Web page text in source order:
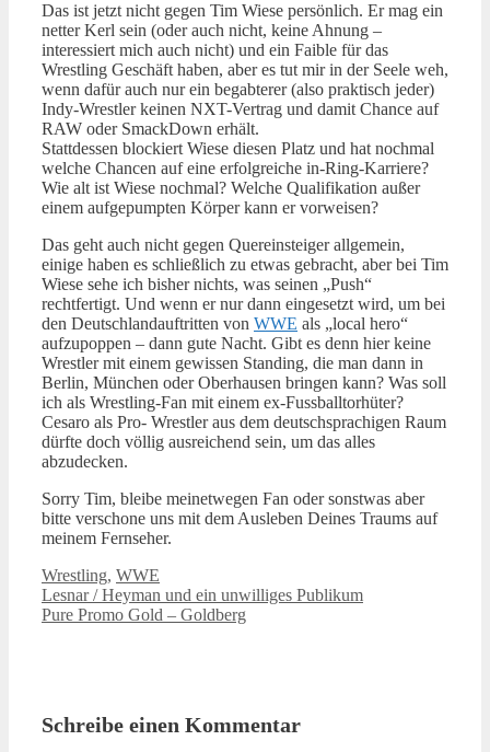
Das ist jetzt nicht gegen Tim Wiese persönlich. Er mag ein
netter Kerl sein (oder auch nicht, keine Ahnung –
interessiert mich auch nicht) und ein Faible für das
Wrestling Geschäft haben, aber es tut mir in der Seele weh,
wenn dafür auch nur ein begabterer (also praktisch jeder)
Indy-Wrestler keinen NXT-Vertrag und damit Chance auf
RAW oder SmackDown erhält.
Stattdessen blockiert Wiese diesen Platz und hat nochmal
welche Chancen auf eine erfolgreiche in-Ring-Karriere?
Wie alt ist Wiese nochmal? Welche Qualifikation außer
einem aufgepumpten Körper kann er vorweisen?
Das geht auch nicht gegen Quereinsteiger allgemein,
einige haben es schließlich zu etwas gebracht, aber bei Tim
Wiese sehe ich bisher nichts, was seinen „Push“
rechtfertigt. Und wenn er nur dann eingesetzt wird, um bei
den Deutschlandauftritten von WWE als „local hero“
aufzupoppen – dann gute Nacht. Gibt es denn hier keine
Wrestler mit einem gewissen Standing, die man dann in
Berlin, München oder Oberhausen bringen kann? Was soll
ich als Wrestling-Fan mit einem ex-Fussballtorhüter?
Cesaro als Pro- Wrestler aus dem deutschsprachigen Raum
dürfte doch völlig ausreichend sein, um das alles
abzudecken.
Sorry Tim, bleibe meinetwegen Fan oder sonstwas aber
bitte verschone uns mit dem Ausleben Deines Traums auf
meinem Fernseher.
Kategorien
Wrestling, WWE
Lesnar / Heyman und ein unwilliges Publikum
Pure Promo Gold – Goldberg
Schreibe einen Kommentar